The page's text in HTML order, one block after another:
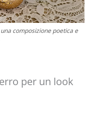
composizione poetica e
per un look